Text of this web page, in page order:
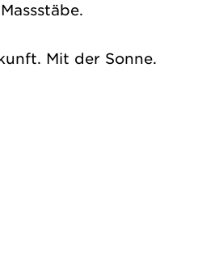
Mit der Sonne.